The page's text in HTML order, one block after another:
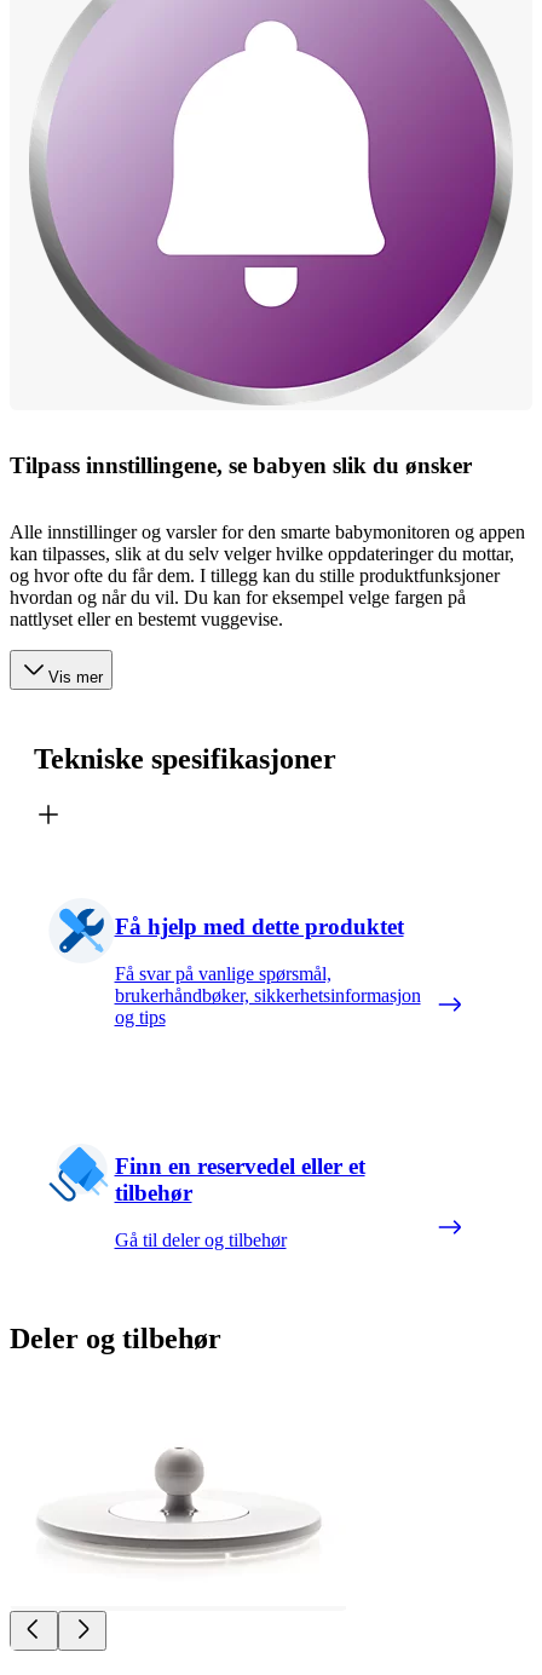
Tilpass innstillingene, se babyen slik du ønsker
Alle innstillinger og varsler for den smarte babymonitoren og appen
kan tilpasses, slik at du selv velger hvilke oppdateringer du mottar,
og hvor ofte du får dem. I tillegg kan du stille produktfunksjoner
hvordan og når du vil. Du kan for eksempel velge fargen på
nattlyset eller en bestemt vuggevise.
Vis mer
Tekniske spesifikasjoner
Få hjelp med dette produktet
Få svar på vanlige spørsmål,
brukerhåndbøker, sikkerhetsinformasjon
og tips
Finn en reservedel eller et
tilbehør
Gå til deler og tilbehør
Deler og tilbehør